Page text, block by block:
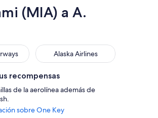
(MIA) a A.
Alaska Airlines
Alaska Airlines
recompensas
de la aerolínea además de
sobre One Key